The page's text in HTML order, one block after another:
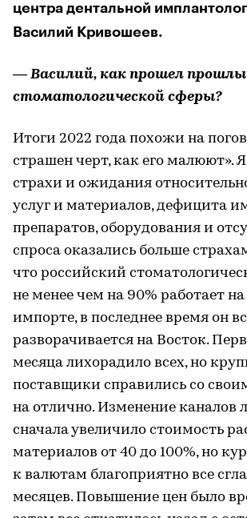
центра дентальной
Василий Кривошеев.
— Василий, как прошел
стоматологической сферы?
Итоги 2022 года похожи на
страшен черт, как его малюют».
страхи и ожидания
услуг и материалов, дефицита
препаратов, оборудования и
спроса оказались больше
что российский
не менее чем на 90% работает
импорте, в последнее время он
разворачивается на Восток.
месяца лихорадило всех, но
поставщики справились со
на отлично. Изменение каналов
сначала увеличило стоимость
материалов от 40 до 100%, но
к валютам благоприятно все
месяцев. Повышение цен было